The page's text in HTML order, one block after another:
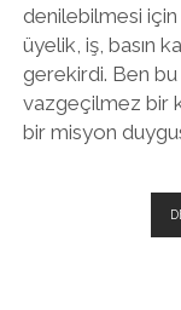
denilebilmesi
üyelik, iş, basın
gerekirdi. Ben
vazgeçilmez bir
bir misyon